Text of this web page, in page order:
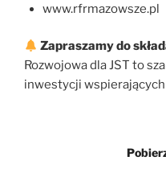
www.rfrmazowsze.pl
Zapraszamy do
Rozwojowa dla JST to
inwestycji